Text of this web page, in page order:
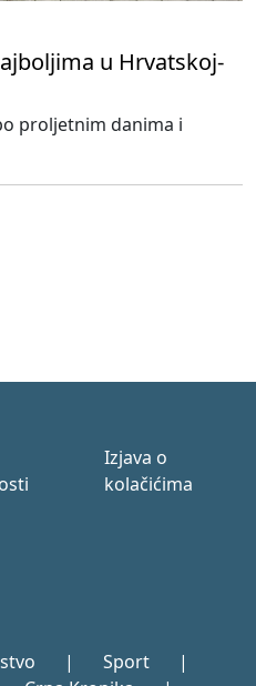
u Hrvatskoj-
proljetnim danima i
Izjava o
kolačićima
| Sport
|